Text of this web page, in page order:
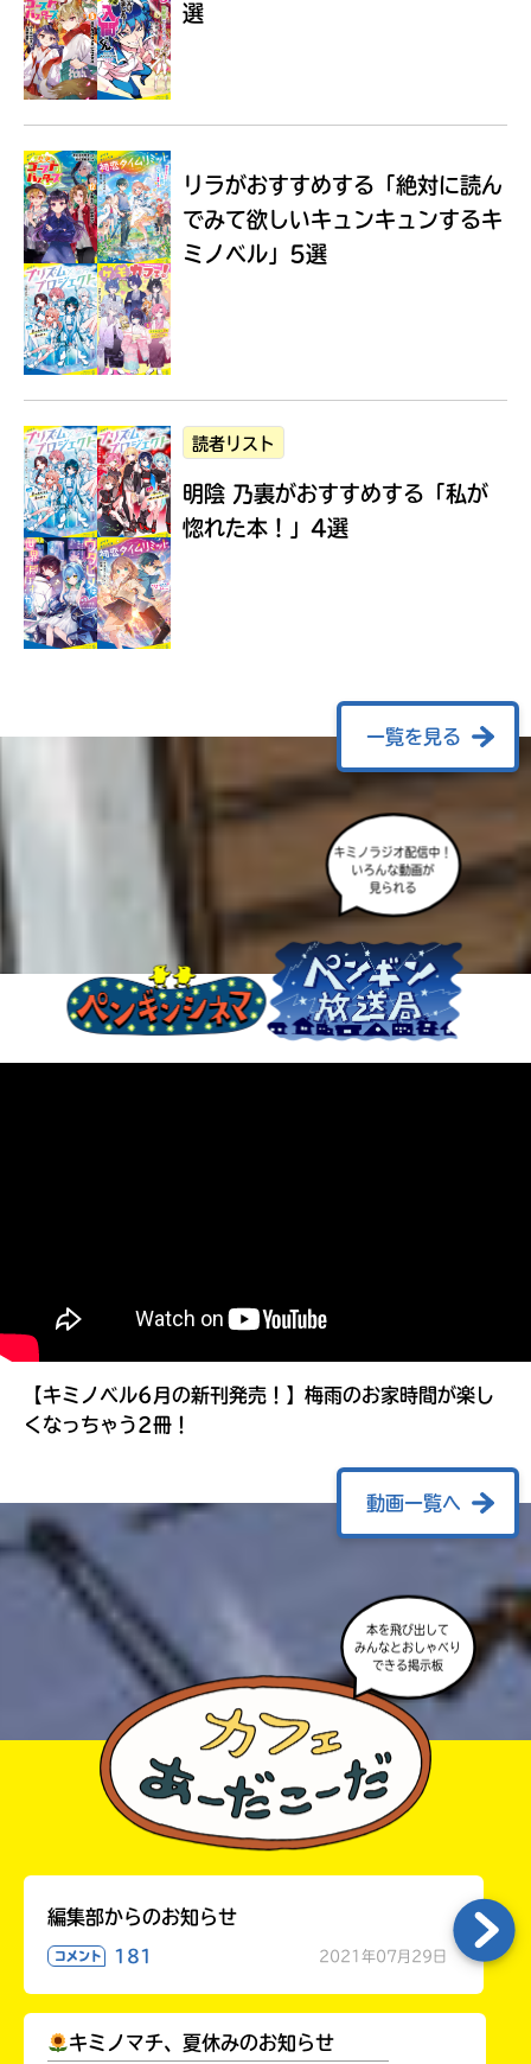
Loading...
選
リラがおすすめする 「絶対に読ん
でみて欲しいキュンキュンするキ
ミノベル」5選
読者リスト
明陰 乃裏がおすすめする 「私が
惚れた本！」4選
一覧を見る
キミノラジオ配信中！
いろんな動画が
見られる
【キミノベル6月の新刊発売！】梅雨のお家時間が楽し
くなっちゃう2冊！
動画一覧へ
本を飛び出して
みんなとおしゃべり
できる掲示板
編集部からのお知らせ
コメント 181 2021年07月29日
キミノマチ、夏休みのお知らせ
に
エ
も
度
み
て
ね
る